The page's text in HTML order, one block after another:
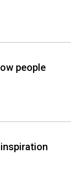
people